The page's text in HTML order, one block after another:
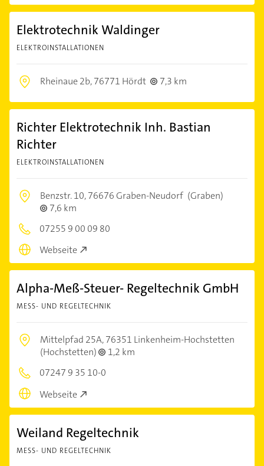
Elektrotechnik Waldinger
ELEKTROINSTALLATIONEN
Rheinaue 2b,76771 Hördt 7,3 km
Richter Elektrotechnik Inh. Bastian
Richter
ELEKTROINSTALLATIONEN
Benzstr. 10,76676 Graben-Neudorf (Graben)
7,6 km
07255 9 00 09 80
Webseite
Alpha-Meß-Steuer- Regeltechnik GmbH
MESS- UND REGELTECHNIK
Mittelpfad 25A,76351 Linkenheim-Hochstetten
(Hochstetten)
1,2 km
07247 9 35 10-0
Webseite
Weiland Regeltechnik
MESS- UND REGELTECHNIK